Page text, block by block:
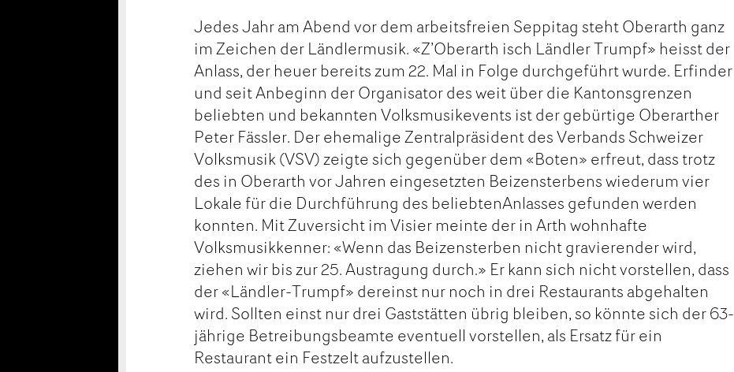
Jedes Jahr am Abend vor dem arbeitsfreien Seppitag steht Oberarth ganz
im Zeichen der Ländlermusik. «Z’Oberarth isch Ländler Trumpf» heisst der
Anlass, der heuer bereits zum 22. Mal in Folge durchgeführt wurde. Erfinder
und seit Anbeginn der Organisator des weit über die Kantonsgrenzen
beliebten und bekannten Volksmusikevents ist der gebürtige Oberarther
Peter Fässler. Der ehemalige Zentralpräsident des Verbands Schweizer
Volksmusik (VSV) zeigte sich gegenüber dem «Boten» erfreut, dass trotz
des in Oberarth vor Jahren eingesetzten Beizensterbens wiederum vier
Lokale für die Durchführung des beliebtenAnlasses gefunden werden
konnten. Mit Zuversicht im Visier meinte der in Arth wohnhafte
Volksmusikkenner: «Wenn das Beizensterben nicht gravierender wird,
ziehen wir bis zur 25. Austragung durch.» Er kann sich nicht vorstellen, dass
der «Ländler-Trumpf» dereinst nur noch in drei Restaurants abgehalten
wird. Sollten einst nur drei Gaststätten übrig bleiben, so könnte sich der 63-
jährige Betreibungsbeamte eventuell vorstellen, als Ersatz für ein
Restaurant ein Festzelt aufzustellen.